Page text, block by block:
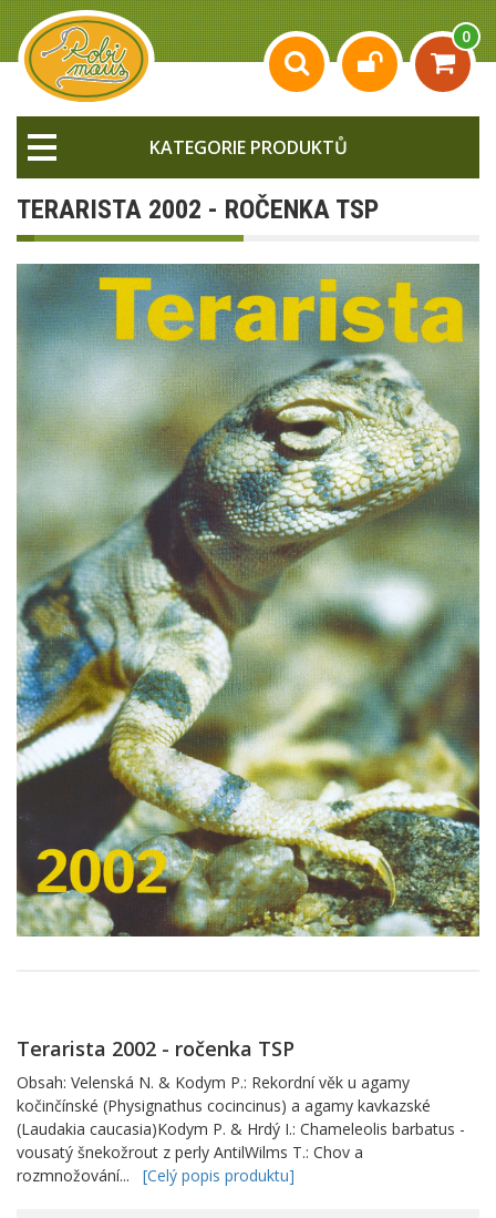
0
KATEGORIE PRODUKTŮ
TERARISTA 2002 - ROČENKA TSP
Terarista 2002 - ročenka TSP
Obsah: Velenská N. & Kodym P.: Rekordní věk u agamy
kočinčínské (Physignathus cocincinus) a agamy kavkazské
(Laudakia caucasia)Kodym P. & Hrdý I.: Chameleolis barbatus -
vousatý šnekožrout z perly AntilWilms T.: Chov a
rozmnožování...
[Celý popis produktu]